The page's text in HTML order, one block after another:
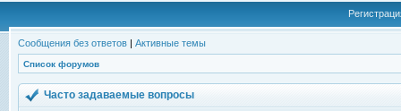
Сообщения без ответов | Активные темы
Список форумов
Часто задаваемые вопросы